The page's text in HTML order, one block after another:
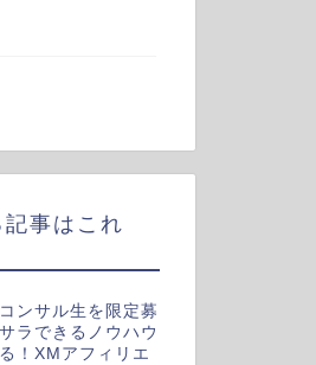
事はこれ
ンサル生を限定募
ラできるノウハウ
！XMアフィリエ